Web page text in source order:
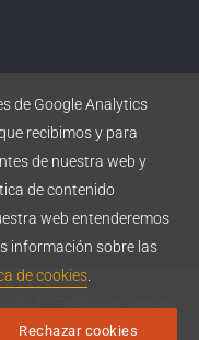
de Creative Commons
de Google Analytics
recibimos y para
de nuestra web y
de contenido
web entenderemos
información sobre las
de cookies
Rechazar cookies